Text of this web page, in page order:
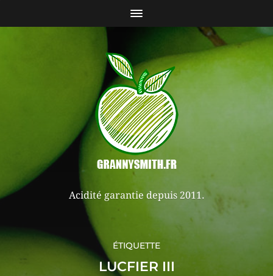
Acidité garantie depuis 2011.
ÉTIQUETTE
LUCFIER III